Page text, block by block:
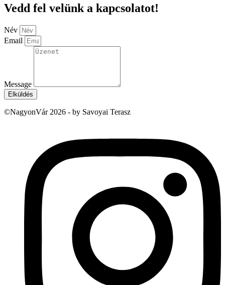
Vedd fel velünk a kapcsolatot!
Név
Email
Message
Elküldés
©NagyonVár 2026 - by Savoyai Terasz